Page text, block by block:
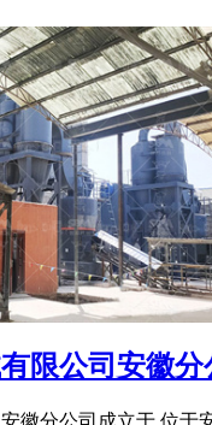
限公司安徽分
徽分公司成立于,位